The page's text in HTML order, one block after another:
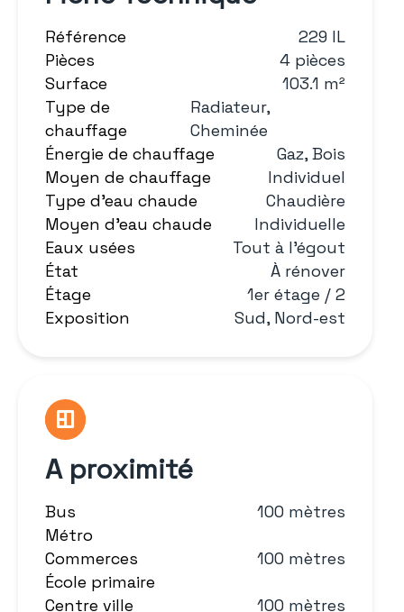
Référence
229 IL
Pièces
4 pièces
Surface
103.1 m²
Type de
chauffage
Radiateur,
Cheminée
Énergie de chauffage
Gaz, Bois
Moyen de chauffage
Individuel
Type d'eau chaude
Chaudière
Moyen d'eau chaude
Individuelle
Eaux usées
Tout à l'égout
État
À rénover
Étage
1er étage / 2
Exposition
Sud, Nord-est
A proximité
Bus
100 mètres
Métro
Commerces
100 mètres
École primaire
Centre ville
100 mètres